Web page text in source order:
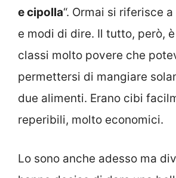
e cipolla“. Ormai si riferisce
e modi di dire. Il tutto, però,
classi molto povere che
permettersi di mangiare
due alimenti. Erano cibi
reperibili, molto economici.
Lo sono anche adesso ma